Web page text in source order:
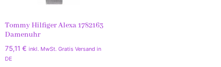
Tommy Hilfiger Alexa 1782163
Damenuhr
75,11 € inkl. MwSt. Gratis Versand in
DE